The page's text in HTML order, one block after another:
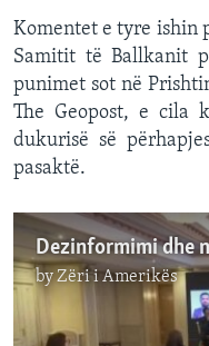
Komentet e tyre ishin
Samitit të Ballkanit
punimet sot në
The Geopost, e cila
dukurisë së
pasaktë.
byZëri i Amerikës
No media